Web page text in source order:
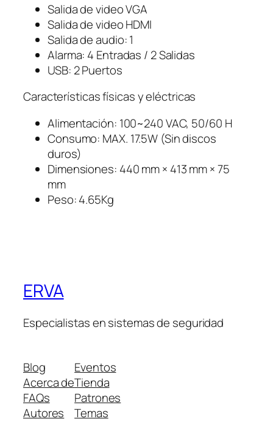
Salida de video VGA
Salida de video HDMI
Salida de audio: 1
Alarma: 4 Entradas / 2 Salidas
USB: 2 Puertos
Características físicas y eléctricas
Alimentación: 100~240 VAC, 50/60 H
Consumo: MAX. 17.5W (Sin discos
duros)
Dimensiones: 440 mm × 413 mm × 75
mm
Peso: 4.65Kg
ERVA
Especialistas en sistemas de seguridad
Blog
Acerca de
FAQs
Autores
Eventos
Tienda
Patrones
Temas